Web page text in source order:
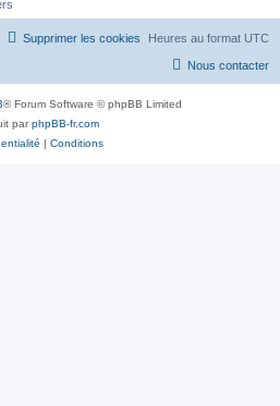
Heures au format UTC
Supprimer les cookies
Nous contacter
® Forum Software © phpBB Limited
parphpBB-fr.com
| Conditions